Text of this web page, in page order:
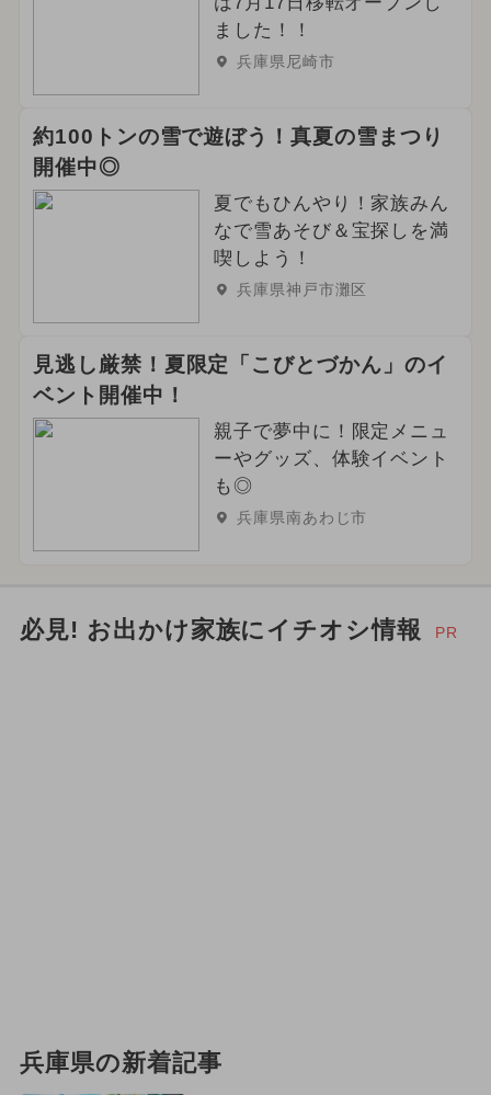
イルミネーション
2024年3月のイベント
2025年6月のイベント
ご当地グルメ・限定メニュー
ました！！
兵庫県尼崎市
約100トンの雪で遊ぼう！真夏の雪まつり
開催中◎
夏でもひんやり！家族みん
なで雪あそび＆宝探しを満
喫しよう！
兵庫県神戸市灘区
見逃し厳禁！夏限定「こびとづかん」のイ
ベント開催中！
親子で夢中に！限定メニュ
ーやグッズ、体験イベント
も◎
兵庫県南あわじ市
必見! お出かけ家族にイチオシ情報 PR
兵庫県の新着記事